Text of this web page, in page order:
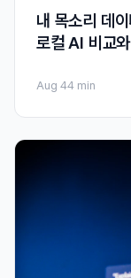
내 목소리 데
로컬 AI 비교
Aug 44 min